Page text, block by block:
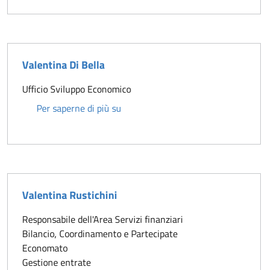
Valentina Di Bella
Ufficio Sviluppo Economico
Per saperne di più su
Valentina Rustichini
Responsabile dell'Area Servizi finanziari
Bilancio, Coordinamento e Partecipate
Economato
Gestione entrate